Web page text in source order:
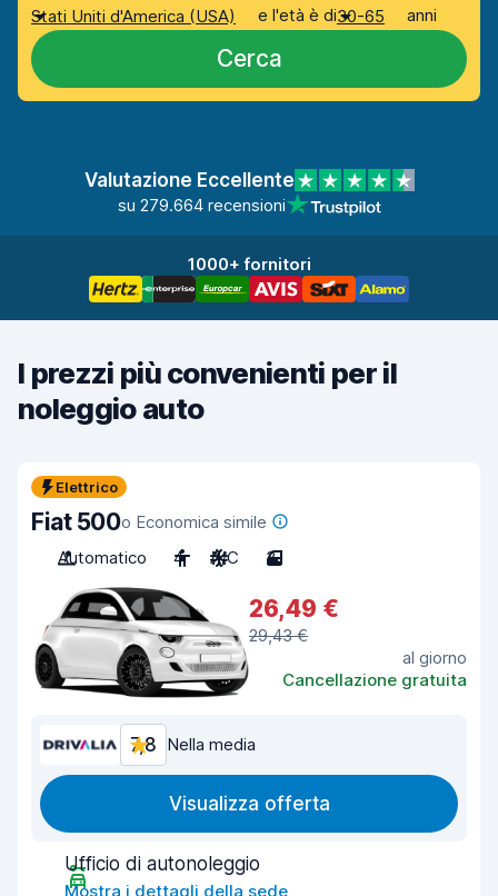
Stati Uniti d'America (USA)
e l'età è di30-65 anni
Cerca
Valutazione Eccellente
su 279.664 recensioni
1000+ fornitori
I prezzi più convenienti per il
noleggio auto
Elettrico
Fiat 500o Economica simile
Automatico
4 A/C 3
26,49 €
29,43 €
al giorno
Cancellazione gratuita
7,8 Nella media
Visualizza offerta
Ufficio di autonoleggio
Mostra i dettagli della sede